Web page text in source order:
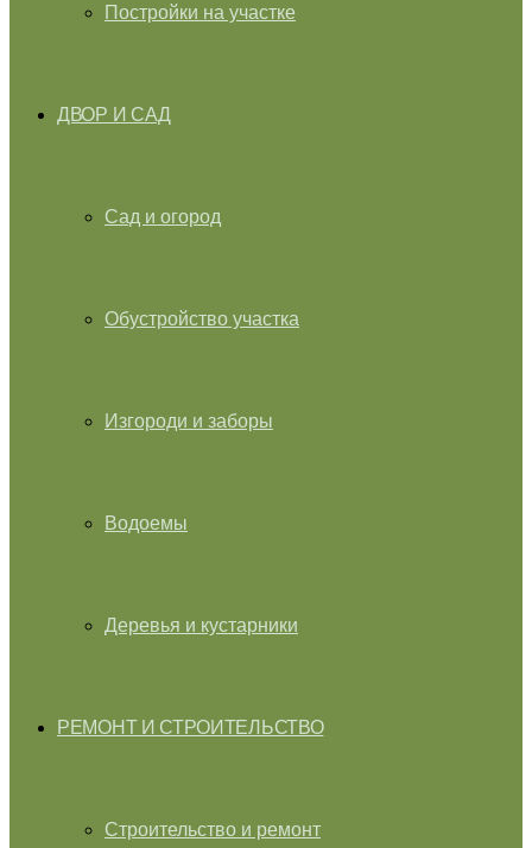
Постройки на участке
ДВОР И САД
Сад и огород
Обустройство участка
Изгороди и заборы
Водоемы
Деревья и кустарники
РЕМОНТ И СТРОИТЕЛЬСТВО
Строительство и ремонт